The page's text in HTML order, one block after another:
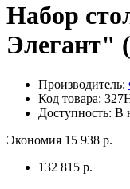
Набор
Элегант"
Производитель:
Код товара:
Доступность: В
Экономия 15 938 р.
132 815 р.